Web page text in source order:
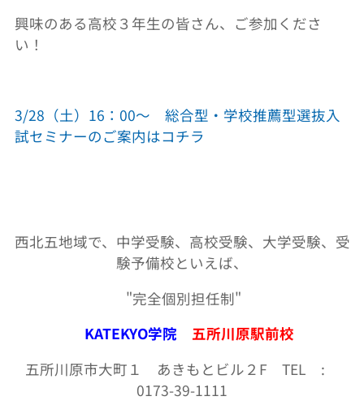
興味のある高校３年生の皆さん、ご参加くださ
い！
3/28（土）16：00～ 総合型・学校推薦型選抜入
試セミナーのご案内はコチラ
西北五地域で、中学受験、高校受験、大学受験、受
験予備校といえば、
"完全個別担任制"
KATEKYO学院
五所川原駅前校
五所川原市大町１ あきもとビル２F TEL
:
0173-39-1111